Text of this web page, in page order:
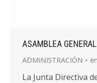
ASAMBLEA
ADMINISTRACIÓN
La Junta Directiva